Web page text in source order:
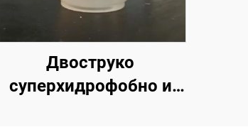
Двоструко
суперхидрофобно и